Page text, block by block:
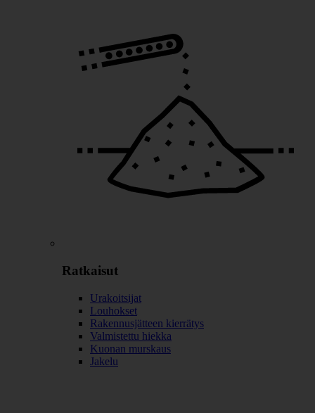
Ratkaisut
Urakoitsijat
Louhokset
Rakennusjätteen kierrätys
Valmistettu hiekka
Kuonan murskaus
Jakelu